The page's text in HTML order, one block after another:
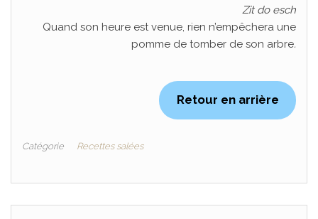
Zit do esch
Quand son heure est venue, rien n’empêchera une
pomme de tomber de son arbre.
Retour en arrière
Catégorie Recettes salées